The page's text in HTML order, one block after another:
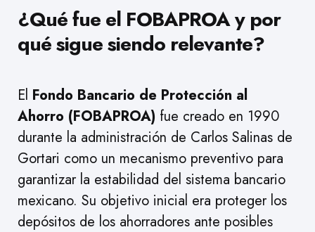
¿Qué fue el FOBAPROA y por
qué sigue siendo relevante?
El Fondo Bancario de Protección al
Ahorro (FOBAPROA) fue creado en 1990
durante la administración de Carlos Salinas de
Gortari como un mecanismo preventivo para
garantizar la estabilidad del sistema bancario
mexicano. Su objetivo inicial era proteger los
depósitos de los ahorradores ante posibles